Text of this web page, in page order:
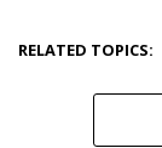
RELATED TOPICS: